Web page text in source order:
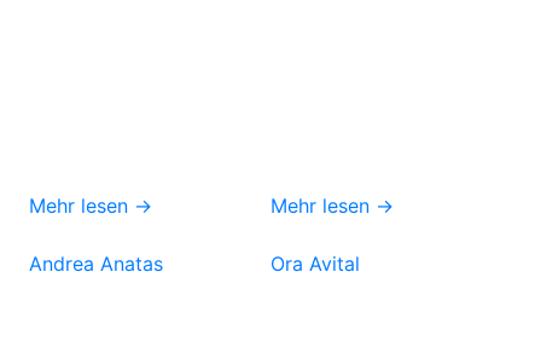
Mehr lesen → Mehr lesen →
Andrea Anatas Ora Avital